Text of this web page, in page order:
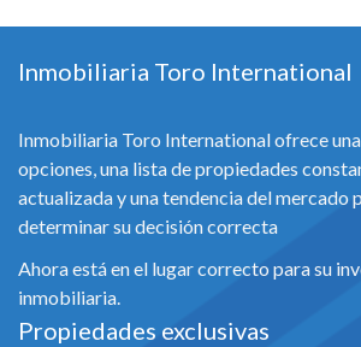
Inmobiliaria Toro International
Inmobiliaria Toro International ofrece
opciones, una lista de propiedades
actualizada y una tendencia del mercado
determinar su decisión correcta
Ahora está en el lugar correcto para su
inmobiliaria.
Propiedades exclusivas